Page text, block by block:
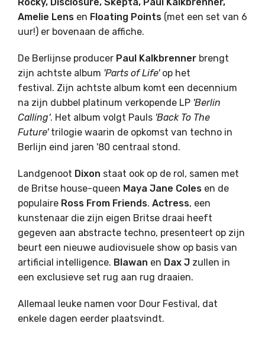
Amelie Lens en Floating Points (met een set van 6
uur!) er bovenaan de affiche.
De Berlijnse producer Paul Kalkbrenner brengt
zijn achtste album 'Parts of Life'op het
festival. Zijn achtste album komt een decennium
na zijn dubbel platinum verkopende LP 'Berlin
Calling'. Het album volgt Pauls 'Back To The
Future'trilogie waarin de opkomst van techno in
Berlijn eind jaren '80 centraal stond.
Landgenoot Dixon staat ook op de rol, samen met
de Britse house-queen Maya Jane Coles en de
populaire Ross From Friends. Actress, een
kunstenaar die zijn eigen Britse draai heeft
gegeven aan abstracte techno, presenteert op zijn
beurt een nieuwe audiovisuele show op basis van
artificial intelligence. Blawan en Dax J zullen in
een exclusieve set rug aan rug draaien.
Allemaal leuke namen voor Dour Festival, dat
enkele dagen eerder plaatsvindt.